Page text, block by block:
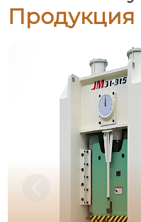
Продукция